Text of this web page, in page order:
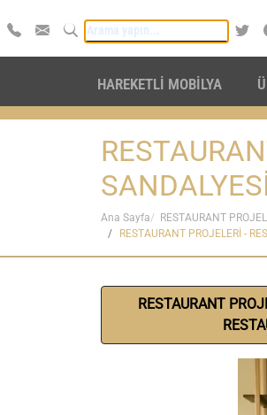
HAREKETLİ MOBİLYA
Ana Sayfa
RESTAURANT
RESTAURANT PROJELERİ -
RESTAURANT